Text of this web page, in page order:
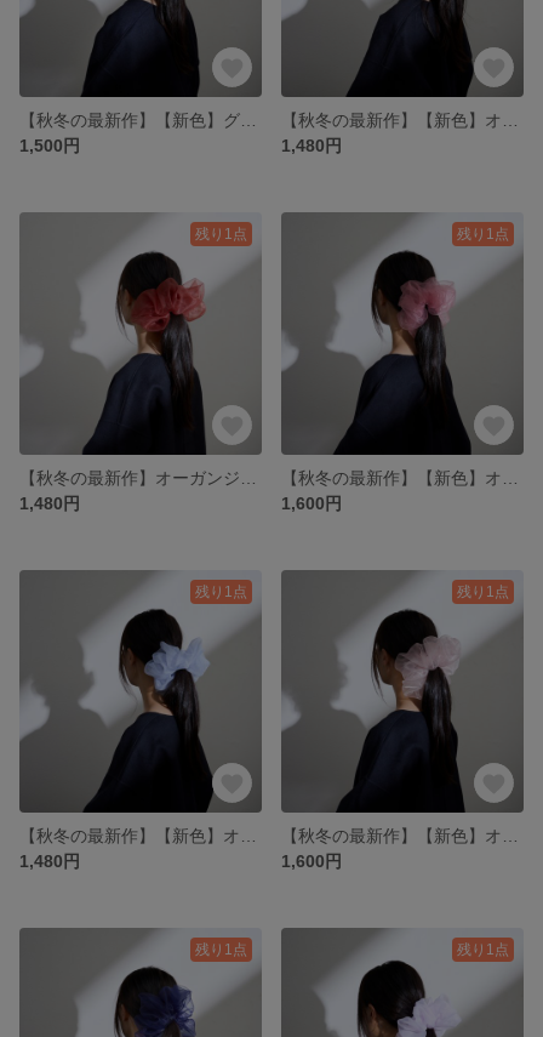
1,500円
1,480円
残り1点
1,480円
残り1点
1,600円
残り1点
1,480円
残り1点
1,600円
残り1点 残り1点